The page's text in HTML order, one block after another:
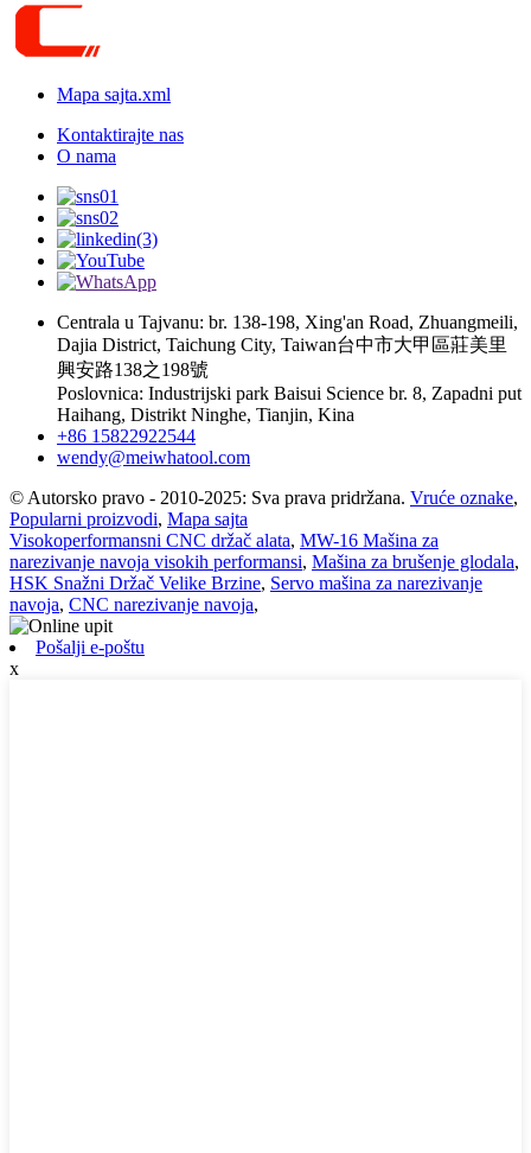
Mapa sajta.xml
Kontaktirajte nas
O nama
Centrala u Tajvanu: br. 138-198, Xing'an Road, Zhuangmeili,
Dajia District, Taichung City, Taiwan台中市大甲區莊美里
興安路138之198號
Poslovnica: Industrijski park Baisui Science br. 8, Zapadni put
Haihang, Distrikt Ninghe, Tianjin, Kina
+86 15822922544
wendy@meiwhatool.com
© Autorsko pravo - 2010-2025: Sva prava pridržana. Vruće oznake,
Popularni proizvodi, Mapa sajta
Visokoperformansni CNC držač alata, MW-16 Mašina za
narezivanje navoja visokih performansi, Mašina za brušenje glodala,
HSK Snažni Držač Velike Brzine, Servo mašina za narezivanje
navoja, CNC narezivanje navoja,
Pošalji e-poštu
x